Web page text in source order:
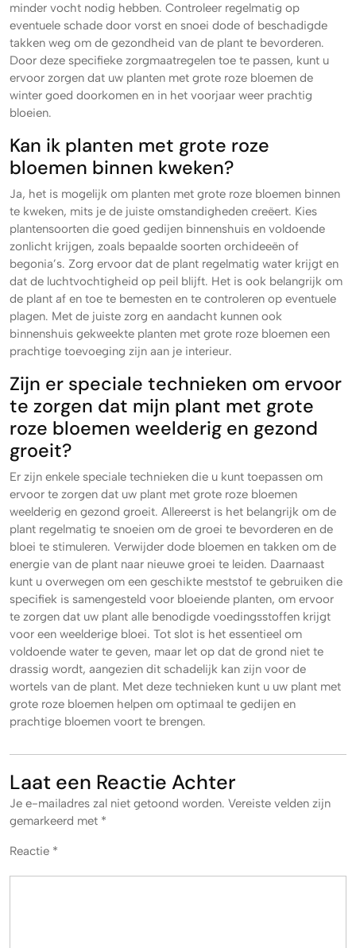
minder vocht nodig hebben. Controleer regelmatig op
eventuele schade door vorst en snoei dode of beschadigde
takken weg om de gezondheid van de plant te bevorderen.
Door deze specifieke zorgmaatregelen toe te passen, kunt u
ervoor zorgen dat uw planten met grote roze bloemen de
winter goed doorkomen en in het voorjaar weer prachtig
bloeien.
Kan ik planten met grote roze
bloemen binnen kweken?
Ja, het is mogelijk om planten met grote roze bloemen binnen
te kweken, mits je de juiste omstandigheden creëert. Kies
plantensoorten die goed gedijen binnenshuis en voldoende
zonlicht krijgen, zoals bepaalde soorten orchideeën of
begonia’s. Zorg ervoor dat de plant regelmatig water krijgt en
dat de luchtvochtigheid op peil blijft. Het is ook belangrijk om
de plant af en toe te bemesten en te controleren op eventuele
plagen. Met de juiste zorg en aandacht kunnen ook
binnenshuis gekweekte planten met grote roze bloemen een
prachtige toevoeging zijn aan je interieur.
Zijn er speciale technieken om ervoor
te zorgen dat mijn plant met grote
roze bloemen weelderig en gezond
groeit?
Er zijn enkele speciale technieken die u kunt toepassen om
ervoor te zorgen dat uw plant met grote roze bloemen
weelderig en gezond groeit. Allereerst is het belangrijk om de
plant regelmatig te snoeien om de groei te bevorderen en de
bloei te stimuleren. Verwijder dode bloemen en takken om de
energie van de plant naar nieuwe groei te leiden. Daarnaast
kunt u overwegen om een geschikte meststof te gebruiken die
specifiek is samengesteld voor bloeiende planten, om ervoor
te zorgen dat uw plant alle benodigde voedingsstoffen krijgt
voor een weelderige bloei. Tot slot is het essentieel om
voldoende water te geven, maar let op dat de grond niet te
drassig wordt, aangezien dit schadelijk kan zijn voor de
wortels van de plant. Met deze technieken kunt u uw plant met
grote roze bloemen helpen om optimaal te gedijen en
prachtige bloemen voort te brengen.
Laat een Reactie Achter
Je e-mailadres zal niet getoond worden. Vereiste velden zijn
gemarkeerd met *
Reactie *